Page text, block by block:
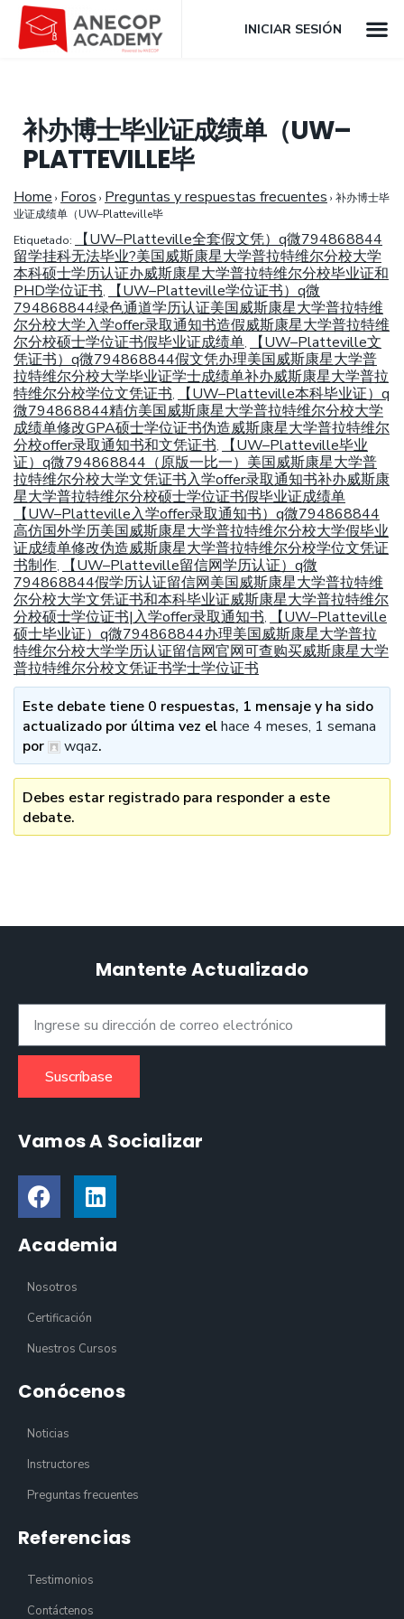
INICIAR SESIÓN
补办博士毕业证成绩单（UW–
PLATTEVILLE毕
Home › Foros › Preguntas y respuestas frecuentes › 补办博士毕
业证成绩单（UW–Platteville毕
Etiquetado:
【UW–Platteville全套假文凭）q微794868844
留学挂科无法毕业?美国威斯康星大学普拉特维尔分校大学
本科硕士学历认证办威斯康星大学普拉特维尔分校毕业证和
PHD学位证书,
【UW–Platteville学位证书）q微
794868844绿色通道学历认证美国威斯康星大学普拉特维
尔分校大学入学offer录取通知书造假威斯康星大学普拉特维
尔分校硕士学位证书假毕业证成绩单,
【UW–Platteville文
凭证书）q微794868844假文凭办理美国威斯康星大学普
拉特维尔分校大学毕业证学士成绩单补办威斯康星大学普拉
特维尔分校学位文凭证书,
【UW–Platteville本科毕业证）q
微794868844精仿美国威斯康星大学普拉特维尔分校大学
成绩单修改GPA硕士学位证书伪造威斯康星大学普拉特维尔
分校offer录取通知书和文凭证书,
【UW–Platteville毕业
证）q微794868844（原版一比一）美国威斯康星大学普
拉特维尔分校大学文凭证书入学offer录取通知书补办威斯康
星大学普拉特维尔分校硕士学位证书假毕业证成绩单
【UW–Platteville入学offer录取通知书）q微794868844
高仿国外学历美国威斯康星大学普拉特维尔分校大学假毕业
证成绩单修改伪造威斯康星大学普拉特维尔分校学位文凭证
书制作,
【UW–Platteville留信网学历认证）q微
794868844假学历认证留信网美国威斯康星大学普拉特维
尔分校大学文凭证书和本科毕业证威斯康星大学普拉特维尔
分校硕士学位证书|入学offer录取通知书,
【UW–Platteville
硕士毕业证）q微794868844办理美国威斯康星大学普拉
特维尔分校大学学历认证留信网官网可查购买威斯康星大学
普拉特维尔分校文凭证书学士学位证书
Este debate tiene 0 respuestas, 1 mensaje y ha sido
actualizado por última vez elhace 4 meses, 1 semana
por
wqaz.
Debes estar registrado para responder a este
debate.
Mantente Actualizado
Suscríbase
Vamos A Socializar
Academia
Nosotros
Certificación
Nuestros Cursos
Conócenos
Noticias
Instructores
Preguntas frecuentes
Referencias
Testimonios
Contáctenos